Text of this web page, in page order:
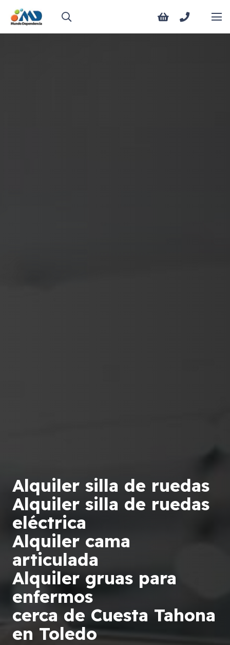
Alquiler silla de ruedas
Alquiler silla de ruedas
eléctrica
Alquiler cama
articulada
Alquiler gruas para
enfermos
cerca de Cuesta Tahona
en Toledo